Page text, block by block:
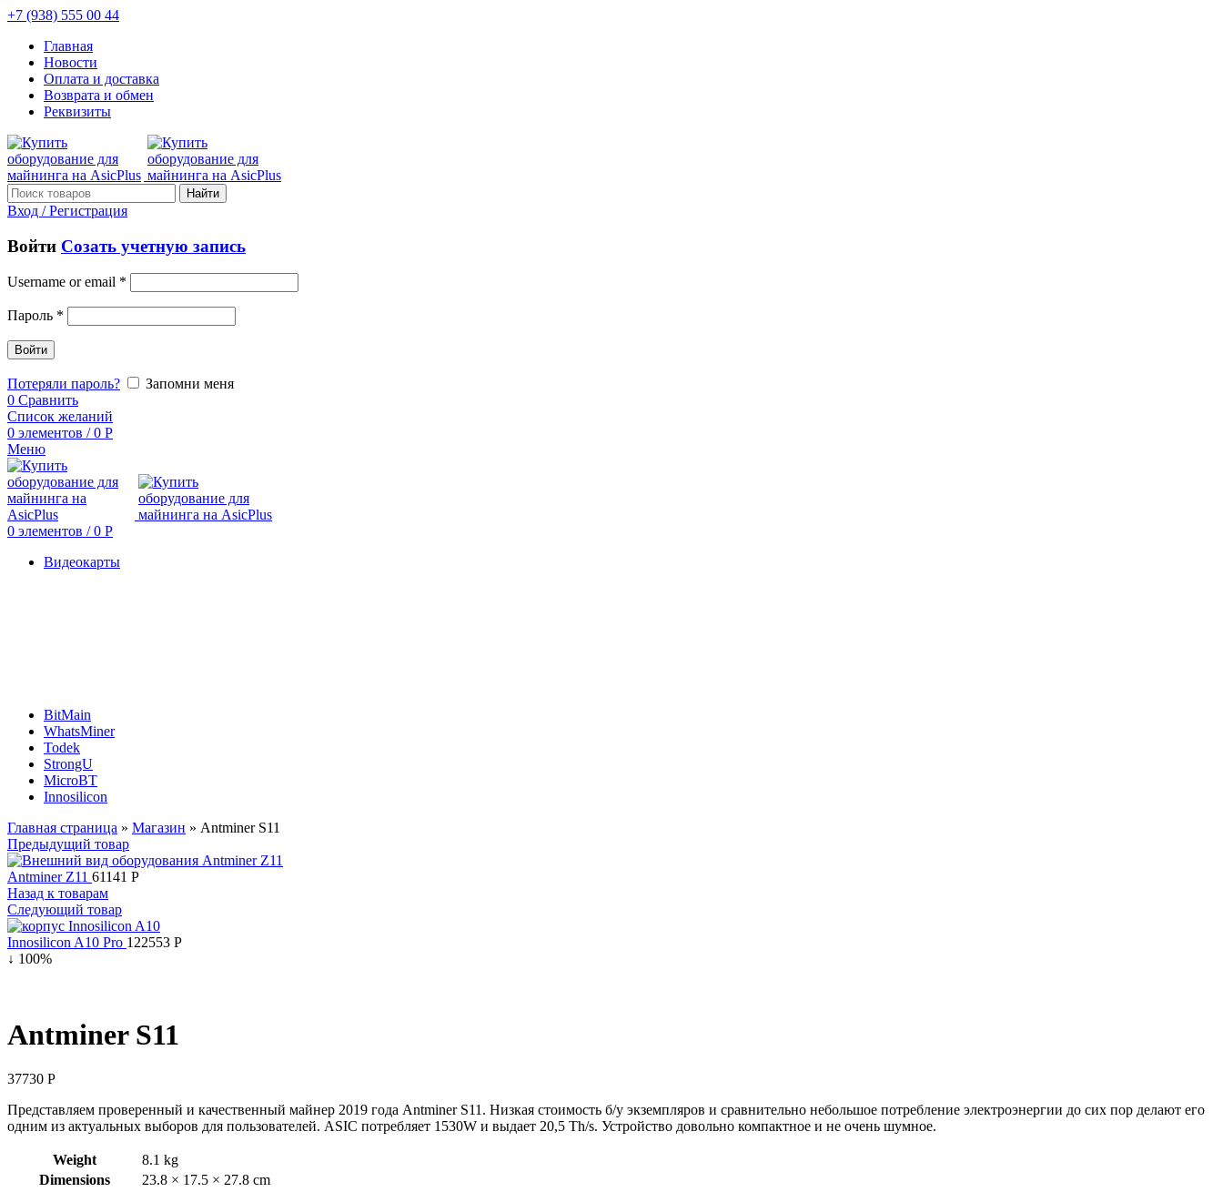
+7 (938) 555 00 44
Главная
Новости
Оплата и доставка
Возврата и обмен
Реквизиты
Найти
Вход / Регистрация
Войти Созать учетную запись
Username or email *
Пароль *
Войти
Потеряли пароль?
Запомни меня
0 Сравнить
Список желаний
0 элементов / 0 Р
Меню
0 элементов / 0 Р
Видеокарты
BitMain
WhatsMiner
Todek
StrongU
MicroBT
Innosilicon
Главная страница » Магазин » Antminer S11
Предыдущий товар
Antminer Z11 61141 Р
Назад к товарам
Следующий товар
Innosilicon A10 Pro 122553 Р
↓ 100%
Antminer S11
37730 Р
Представляем проверенный и качественный майнер 2019 года Antminer S11. Низкая стоимость б/у экземпляров и сравнительно небольшое потребление электроэнергии до сих пор делают его
одним из актуальных выборов для пользователей. ASIC потребляет 1530W и выдает 20,5 Th/s. Устройство довольно компактное и не очень шумное.
Weight
8.1 kg
Dimensions
23.8 × 17.5 × 27.8 cm